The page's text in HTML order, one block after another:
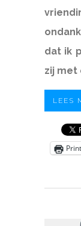
dat ik
zij met
LEES
Print